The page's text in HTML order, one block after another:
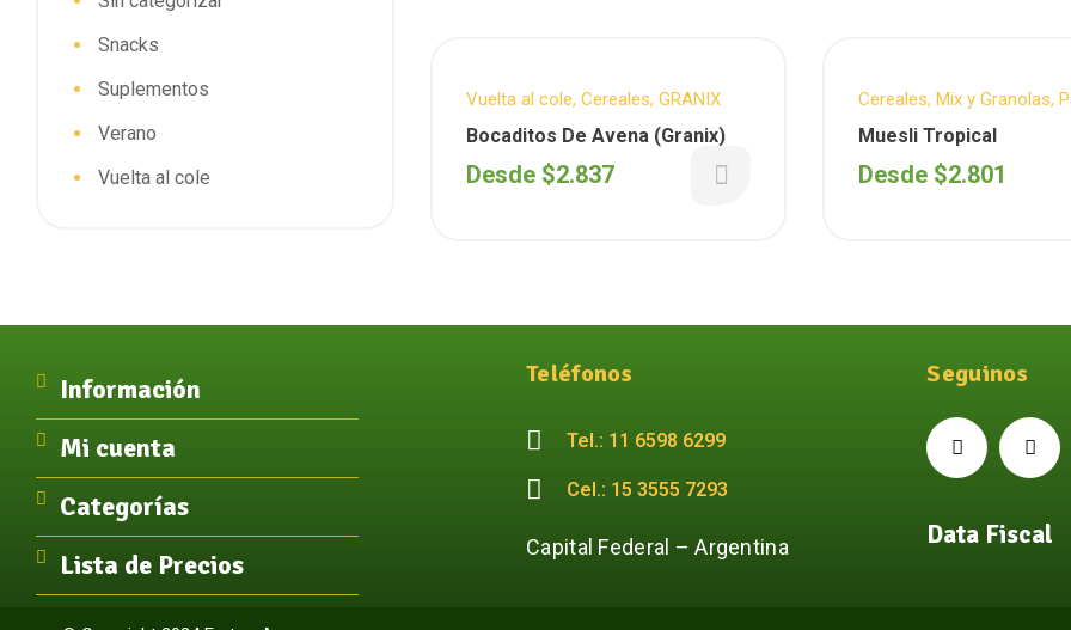
Vuelta al cole, Cereales, GRANIX
Bocaditos De Avena (Granix)
Desde $2.837
Cereales, Mix y Granolas,
desayunos
Muesli Tropical
Desde $2.801
Snacks
Suplementos
Verano
Vuelta al cole
Información
Mi cuenta
Categorías
Lista de Precios
Teléfonos
Tel.: 11 6598 6299
Cel.: 15 3555 7293
Capital Federal – Argentina
Seguinos
Data Fiscal